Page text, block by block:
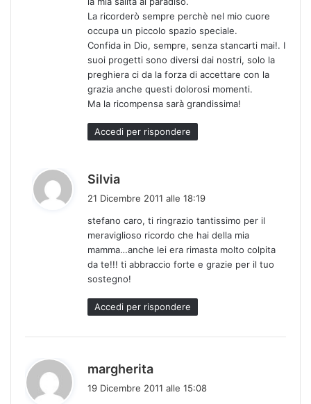
La ricorderò sempre perchè nel mio cuore
occupa un piccolo spazio speciale.
Confida in Dio, sempre, senza stancarti mai!. I
suoi progetti sono diversi dai nostri, solo la
preghiera ci da la forza di accettare con la
grazia anche questi dolorosi momenti.
Ma la ricompensa sarà grandissima!
Accedi per rispondere
Silvia
e
t
t
21 Dicembre 2011 alle 18:19
stefano caro, ti ringrazio tantissimo per il
meraviglioso ricordo che hai della mia
mamma…anche lei era rimasta molto colpita
da te!!! ti abbraccio forte e grazie per il tuo
sostegno!
Accedi per rispondere
margherita
19 Dicembre 2011 alle 15:08